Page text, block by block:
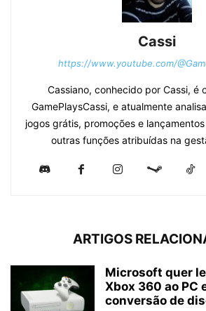
Cassi
https://www.youtube.com/
Cassiano, conhecido por Cassi, é
GamePlaysCassi, e atualmente
jogos grátis, promoções e
outras funções atribuídas na
ARTIGOS
Microsoft quer
Xbox 360 ao PC
conversão de